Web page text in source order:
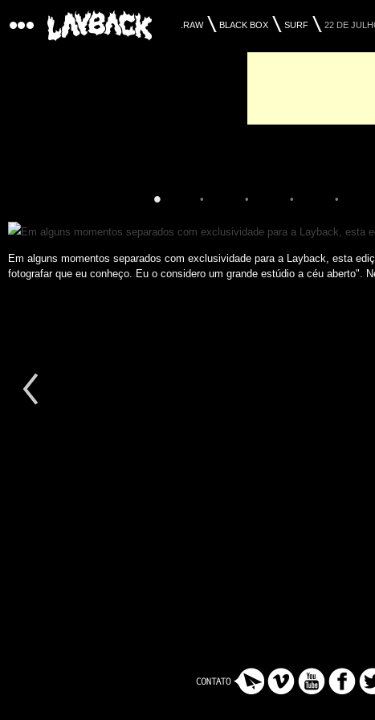
• • • • •
Em alguns momentos separados com exclusividade para a Layback, esta
fotografar que eu conheço. Eu o considero um grande estúdio a céu aberto".
.RAW BLACK BOX SURF 22 DE